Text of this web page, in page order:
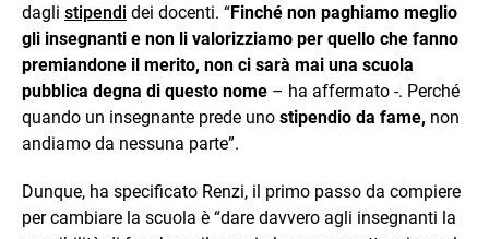
dagli stipendi dei docenti. “Finché non paghiamo meglio
gli insegnanti e non li valorizziamo per quello che fanno
premiandone il merito, non ci sarà mai una scuola
pubblica degna di questo nome – ha affermato -. Perché
quando un insegnante prede uno stipendio da fame, non
andiamo da nessuna parte”.
Dunque, ha specificato Renzi, il primo passo da compiere
per cambiare la scuola è “dare davvero agli insegnanti la